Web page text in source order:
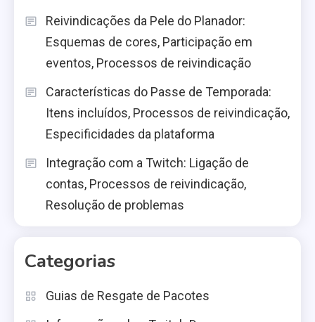
Reivindicações da Pele do Planador:
Esquemas de cores, Participação em
eventos, Processos de reivindicação
Características do Passe de Temporada:
Itens incluídos, Processos de reivindicação,
Especificidades da plataforma
Integração com a Twitch: Ligação de
contas, Processos de reivindicação,
Resolução de problemas
Categorias
Guias de Resgate de Pacotes